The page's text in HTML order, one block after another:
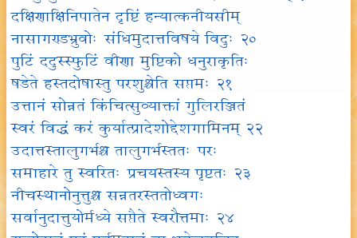
दक्षिणाक्षिनिपातेन दृष्टिं हन्यात्कनीयसीम्
नासागण्डभ्रुवोः संधिमुदात्तविषये विदुः २०
पुटिं ददुस्स्फुटिं वीणा मुष्टिको धनुराकृतिः
षडेते हस्तदोषास्तु परशुश्चेति सप्तमः २१
उत्तानं सोन्नतं किंचित्सुव्याक्तां गुलिरञ्जितं
स्वरं विद्धं करं कुर्यात्प्रादेशोद्देशगामिनम् २२
उदात्तस्तालुगर्भश्च तालुगर्भस्ततः परः
समाहारे तु स्वरितः प्रचयस्तस्य पृष्टतः २३
नीचस्थानोनुत्तुश्च सन्नतरस्ततोध्वगः
सर्वानुदात्तुयोर्मध्ये सप्तैते स्वरौत्तमाः २४